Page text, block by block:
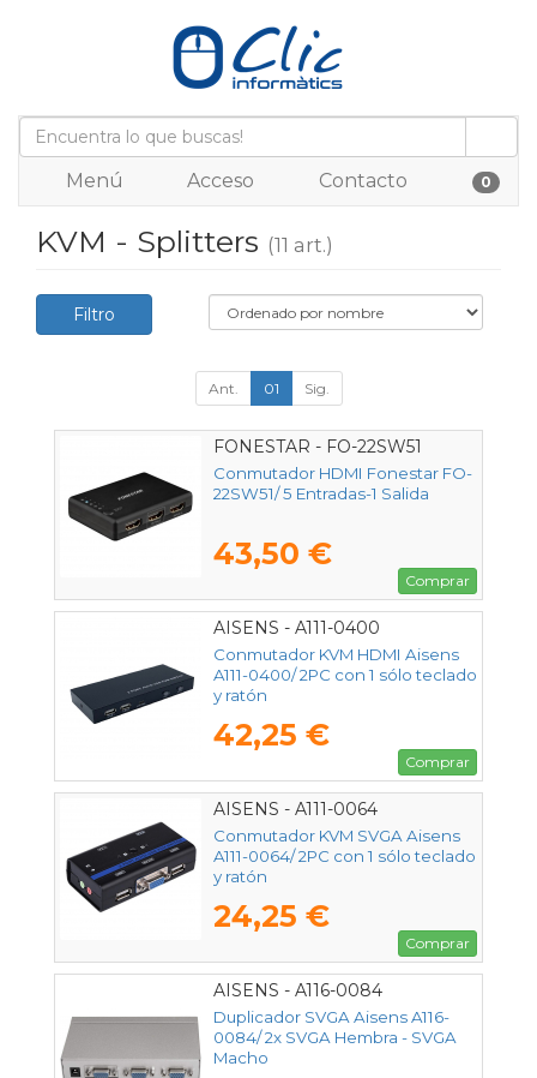
Menú Acceso Contacto 0
KVM - Splitters (11 art.)
Filtro
Ant. 01 Sig.
FONESTAR - FO-22SW51
Conmutador HDMI Fonestar FO-
22SW51/ 5 Entradas-1 Salida
43,50 €
Comprar
AISENS - A111-0400
Conmutador KVM HDMI Aisens
A111-0400/ 2PC con 1 sólo teclado
y ratón
42,25 €
Comprar
AISENS - A111-0064
Conmutador KVM SVGA Aisens
A111-0064/ 2PC con 1 sólo teclado
y ratón
24,25 €
Comprar
AISENS - A116-0084
Duplicador SVGA Aisens A116-
0084/ 2x SVGA Hembra - SVGA
Macho